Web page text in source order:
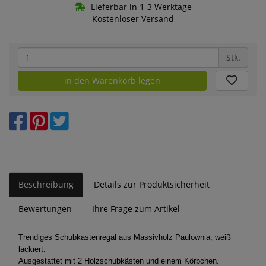
Lieferbar in 1-3 Werktage
Kostenloser Versand
Stk.
in den Warenkorb legen
Beschreibung Details zur Produktsicherheit
Bewertungen Ihre Frage zum Artikel
Trendiges Schubkastenregal aus Massivholz Paulownia, weiß
lackiert.
Ausgestattet mit 2 Holzschubkästen und einem Körbchen.